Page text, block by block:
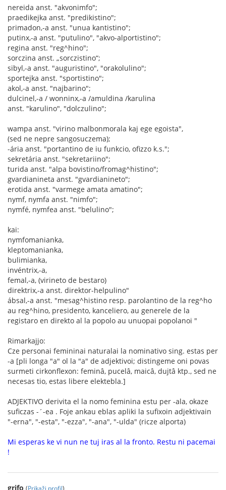
nereida anst. "akvonimfo";
praedikejka anst. "predikistino";
primadon,-a anst. "unua kantistino";
putinx,-a anst. "putulino", "akvo-alportistino";
regina anst. "reg^hino";
sorczina anst. „sorczistino“;
sibyl,-a anst. "auguristino", "orakolulino";
sportejka anst. "sportistino";
akol,-a anst. "najbarino";
dulcinel,-a / wonninx,-a /amuldina /karulina
anst. "karulino", "dolczulino";
wampa anst. "virino malbonmorala kaj ege egoista",
(sed ne nepre sangosuczema);
-ária anst. "portantino de iu funkcio, ofizzo k.s.";
sekretária anst. "sekretariino";
turida anst. "alpa bovistino/fromag^histino";
gvardianineta anst. "gvardianineto";
erotida anst. "varmege amata amatino";
nymf, nymfa anst. "nimfo";
nymfé, nymfea anst. "belulino";
kai:
nymfomanianka,
kleptomanianka,
bulimianka,
invéntrix,-a,
femal,-a, (virineto de bestaro)
direktrix,-a anst. direktor-helpulino"
ábsal,-a anst. "mesag^histino resp. parolantino de la reg^ho
au reg^hino, presidento, kanceliero, au generele de la
registaro en direkto al la popolo au unuopai popolanoi "
Rimarkajjo:
Cze personai femininai naturalai la nominativo sing. estas per
-a [pli longa "a" ol la "a" de adjektivoi; distingeme oni povas
surmeti cirkonflexon: feminâ, pucelâ, maicâ, dujtâ ktp., sed ne
necesas tio, estas libere elektebla.]
ADJEKTIVO derivita el la nomo feminina estu per -ala, okaze
suficzas -´-ea . Foje ankau eblas apliki la sufixoin adjektivain
"-erna", "-esta", "-ezza", "-ana", "-ulda" (ricze alporta)
Mi esperas ke vi nun ne tuj iras al la fronto. Restu ni pacemai
!
grifo (Prikaži profil)